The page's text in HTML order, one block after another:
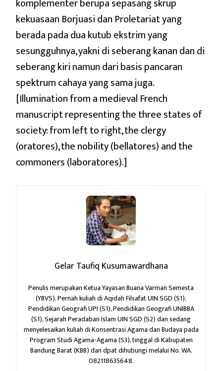
komplementer berupa sepasang skrup
kekuasaan Borjuasi dan Proletariat yang
berada pada dua kutub ekstrim yang
sesungguhnya, yakni di seberang kanan dan di
seberang kiri namun dari basis pancaran
spektrum cahaya yang sama juga.
[Illumination from a medieval French
manuscript representing the three states of
society: from left to right, the clergy
(oratores), the nobility (bellatores) and the
commoners (laboratores).]
Gelar Taufiq Kusumawardhana
Penulis merupakan Ketua Yayasan Buana Varman Semesta
(YBVS). Pernah kuliah di Aqidah Filsafat UIN SGD (S1),
Pendidikan Geografi UPI (S1), Pendidikan Geografi UNIBBA
(S1), Sejarah Peradaban Islam UIN SGD (S2) dan sedang
menyelesaikan kuliah di Konsentrasi Agama dan Budaya pada
Program Studi Agama-Agama (S3), tinggal di Kabupaten
Bandung Barat (KBB) dan dpat dihubungi melalui No. WA.
082118635648.